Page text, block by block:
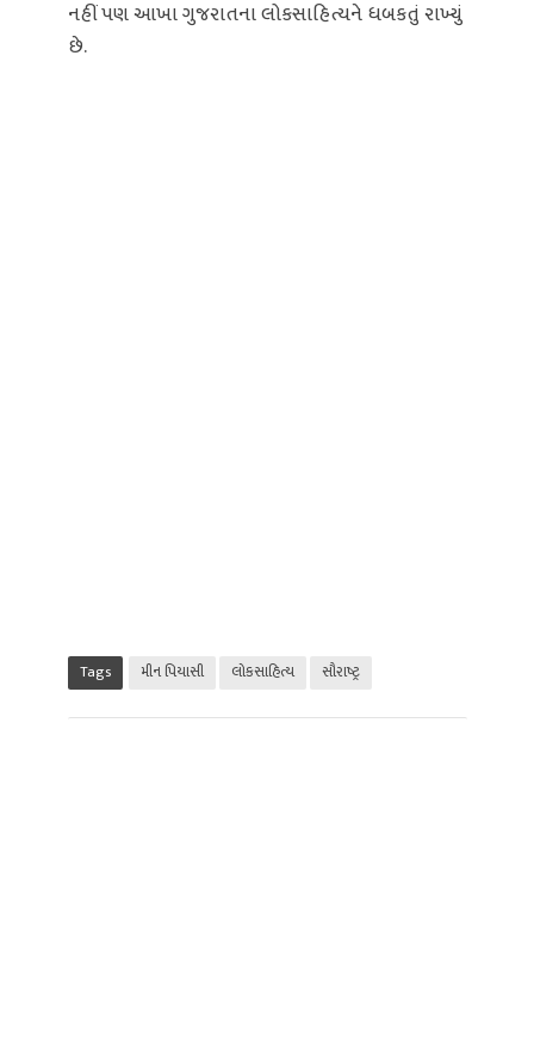
નહીં પણ આખા ગુજરાતના લોકસાહિત્યને ધબકતું રાખ્યું
છે.
Tags મીન પિયાસી લોકસાહિત્ય સૌરાષ્ટ્ર